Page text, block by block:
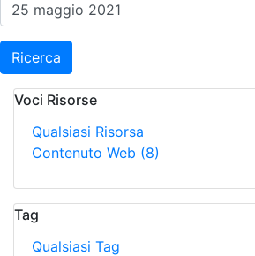
Ricerca
Voci Risorse
Qualsiasi Risorsa
Contenuto Web (8)
Tag
Qualsiasi Tag